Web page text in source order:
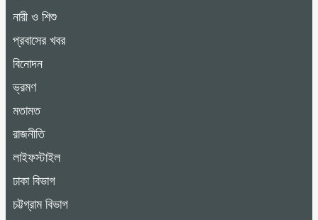
নারী ও শিশু
প্রবাসের খবর
বিনোদন
ভ্রমণ
মতামত
রাজনীতি
লাইফস্টাইল
ঢাকা বিভাগ
চট্টগ্রাম বিভাগ